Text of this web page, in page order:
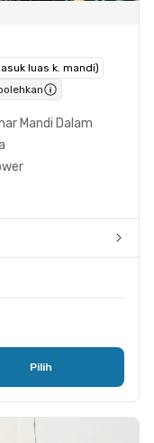
luas k. mandi)
Mandi Dalam
Pilih